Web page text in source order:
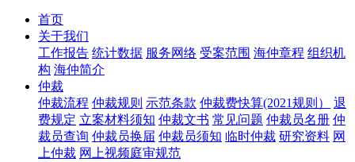
首页
关于我们
工作报告 统计数据 服务网络 受案范围 海仲章程 组织机
构 海仲简介
仲裁
仲裁流程 仲裁规则 示范条款 仲裁费快算(2021规则）
退
费规定 立案材料须知 仲裁文书 常见问题 仲裁员名册 仲
裁员查询 仲裁员换届 仲裁员须知 临时仲裁 研究资料 网
上仲裁 网上视频庭审规范